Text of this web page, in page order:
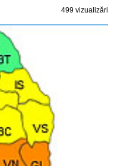
499 vizualizări